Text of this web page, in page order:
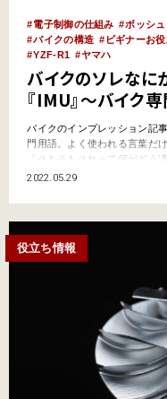
電子制御の仕組み ボッシュ
バイクの構造
ビギナーお
YZF-R1
ヤマハ
バイクのソレな
『IMU』～バイク
バイクのインプレッション記
門用語。よく使われる言葉だ
「そもそもそれって何がど
更聞けないし。そんなキーワ
だ。 そもそも『IMU』とは？
2022.05.29
役立ち情報